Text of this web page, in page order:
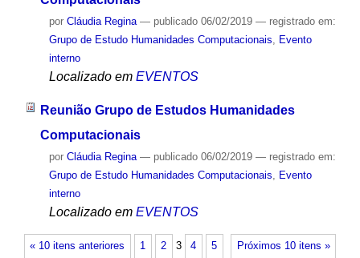
por Cláudia Regina — publicado06/02/2019 — registrado em:
Grupo de Estudo Humanidades Computacionais
Evento
interno
Localizado em EVENTOS
Reunião Grupo de Estudos Humanidades
Computacionais
por Cláudia Regina — publicado06/02/2019 — registrado em:
Grupo de Estudo Humanidades Computacionais, Evento
interno
Localizado em EVENTOS
« 10 itens anteriores Próximos 10 itens »
1 2 3 4 5